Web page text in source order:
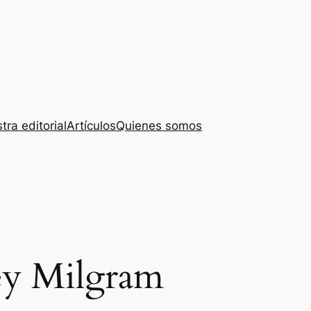
editorialArtículosQuienes somos
Milgram